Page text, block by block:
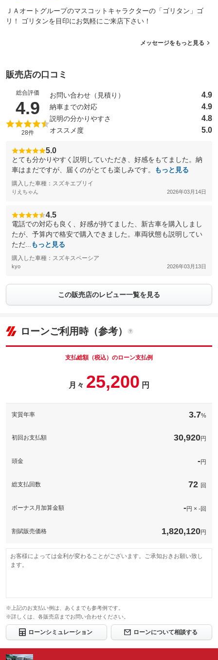
ＪＡオートグループのマスコットキャラクターの「ゴリタン」ゴ
リ！ ゴリタンを目印にお気軽にご来店下さい！
メッセージをもっと見る
販売店の口コミ
総合評価
4.9 （5点満点中）
28件
お問い合わせ（見積り） 4.9
納車までの対応 4.9
説明の分かりやすさ 4.8
オススメ度 5.0
5.0
とても分かりやすく説明していただき、好感をもてました。納
車はまだですが、届くのがとても楽しみです。
もっと見る
購入した車種：スズキエブリイ
りえちゃん 2026年03月14日
4.5
電話での対応も良く、好感が持てました、新古車を購入しまし
たが、予算内で格安で購入できました。車両状態も説明してい
ただ...
もっと見る
購入した車種：スズキスペーシア
kyo 2026年03月13日
この販売店のレビュー一覧を見る
ローンご利用時（参考）
支払総額（税込）のローン支払例
月々 25,200 円
実質年率 3.7%
初回お支払額 30,920円
頭金 -円
総支払回数 72 回
ボーナス月加算金額 -円 × -回
割賦販売価格 1,820,120円
お客様によっては金利が変わることがございます。ご承知おきお願い致し
ます。
※上記のお支払い例は、あくまでも参考例です。
※詳しくは、各販売店までお問い合わせください。
ローンシミュレーション ローンについて相談する